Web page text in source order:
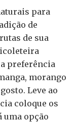
para
de
de sua
preferência
morango
Leve ao
coloque os
uma opção